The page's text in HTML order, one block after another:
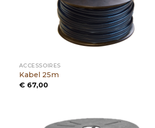
ACCESSOIRES
Kabel 25m
€67,00